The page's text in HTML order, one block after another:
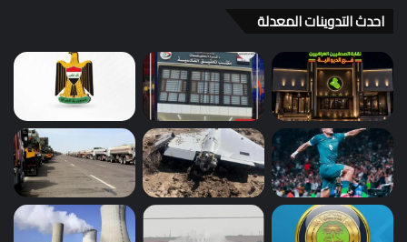
احدث التدوينات المعدلة